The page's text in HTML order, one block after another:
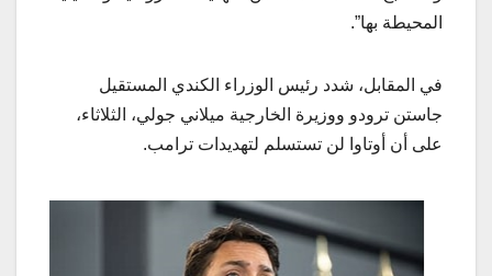
المحيطة بها”.
في المقابل، شدد رئيس الوزراء الكندي المستقيل
جاستن ترودو ووزيرة الخارجية ميلاني جولي، الثلاثاء،
على أن أوتاوا لن تستسلم لتهديدات ترامب.